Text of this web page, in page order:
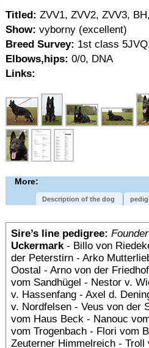
Titled: ZVV1, ZVV2, ZVV3,
Show: vyborny (excellent)
Breed Survey: 1st class
Elbows,hips: 0/0, DNA
Links:
More:
Description of the dog
Sire’s line pedigree: Founder
Uckermark- Billo von
der Peterstirn - Arko
Oostal - Arno von der
vom Sandhügel - Nestor v.
v. Hassenfang - Axel d.
v. Nordfelsen - Veus von der
vom Haus Beck - Nanouc
vom Trogenbach - Flori vom
Zeuterner Himmelreich - Troll